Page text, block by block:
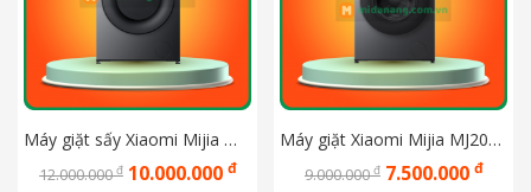
Máy giặt sấy Xiaomi Mijia MJ109 12KG/9KG 2026
12.000.000đ 10.000.000 đ
Máy giặt Xiaomi Mijia MJ205 10KG 2026
9.000.000đ 7.500.000 đ